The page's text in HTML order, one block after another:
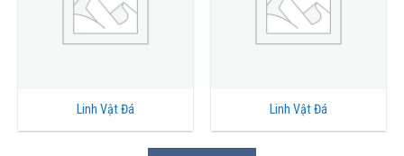
Linh Vật Đá Linh Vật Đá